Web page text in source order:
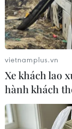
hiệp đồng
Quy định
một cửa,
Quy trình
trên môi
vietnamplus.vn
Xe khách lao
hành khách